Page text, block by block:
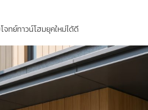
ทย์ทาวน์โฮมยุคใหม่ได้ดี